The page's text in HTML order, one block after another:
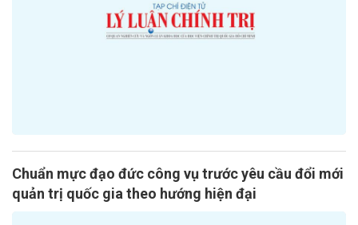
Chuẩn mực đạo đức công vụ trước yêu cầu đổi mới
quản trị quốc gia theo hướng hiện đại